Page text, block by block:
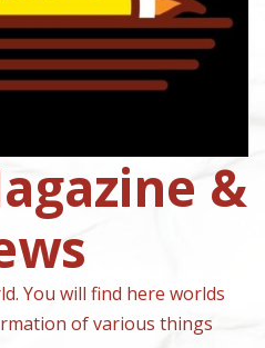
&
You will find here worlds
of various things